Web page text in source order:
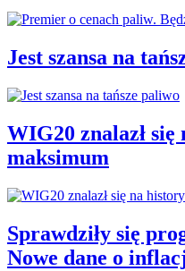
Jest szansa na
WIG20 znalazł
maksimum
Sprawdziły się
Nowe dane o